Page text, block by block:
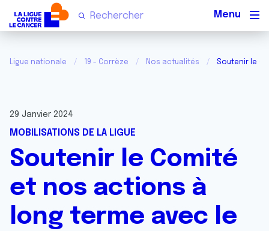
Ligue nationale 19 - Corrèze Nos actualités Soutenir le
29 Janvier 2024
MOBILISATIONS DE LA LIGUE
Soutenir le Comité
et nos actions à
long terme avec le